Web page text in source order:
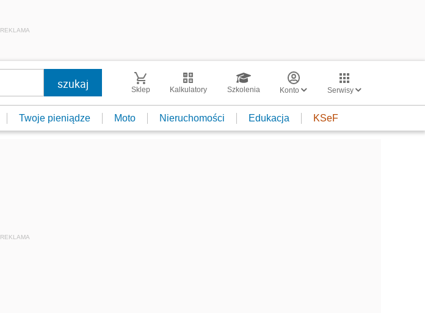
REKLAMA
Sklep Kalkulatory Szkolenia Konto Serwisy
Twoje pieniądze Moto Nieruchomości Edukacja KSeF